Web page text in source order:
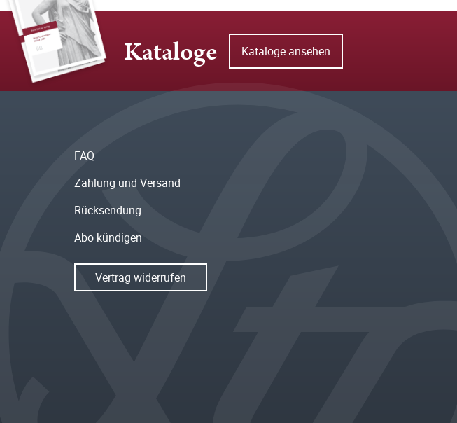
Kataloge Kataloge ansehen
FAQ
Zahlung und Versand
Rücksendung
Abo kündigen
Vertrag widerrufen